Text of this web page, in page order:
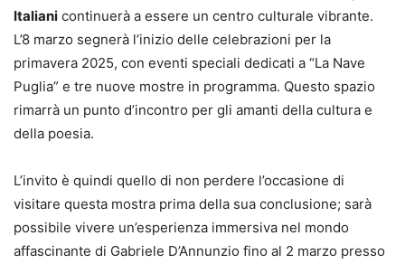
Italiani continuerà a essere un centro culturale vibrante.
L’8 marzo segnerà l’inizio delle celebrazioni per la
primavera 2025, con eventi speciali dedicati a “La Nave
Puglia” e tre nuove mostre in programma. Questo spazio
rimarrà un punto d’incontro per gli amanti della cultura e
della poesia.
L’invito è quindi quello di non perdere l’occasione di
visitare questa mostra prima della sua conclusione; sarà
possibile vivere un’esperienza immersiva nel mondo
affascinante di Gabriele D’Annunzio fino al 2 marzo presso